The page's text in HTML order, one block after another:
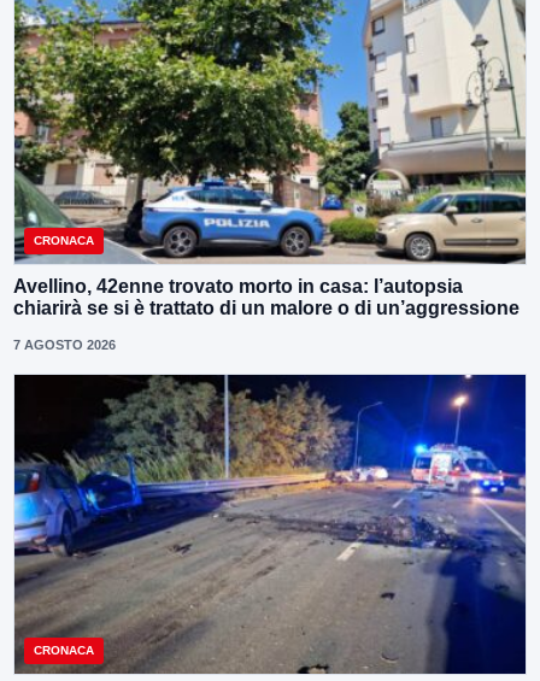
CRONACA
Avellino, 42enne trovato morto in casa: l’autopsia
chiarirà se si è trattato di un malore o di un’aggressione
7 AGOSTO 2026
CRONACA